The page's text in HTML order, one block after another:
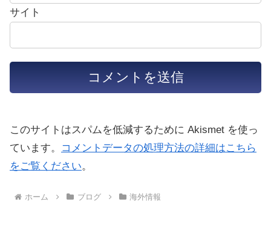
サイト
このサイトはスパムを低減するために Akismet を使っ
ています。
コメントデータの処理方法の詳細はこちら
をご覧ください。
ホーム ブログ 海外情報